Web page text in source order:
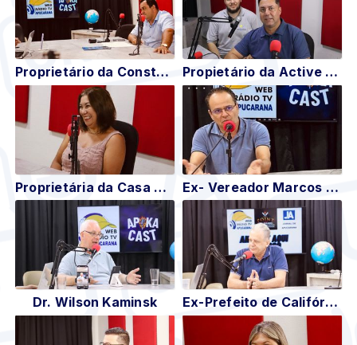
Proprietário da Construtora Diamante (Vanderlei) Propietário da Active Solar
Proprietária da Casa de Figurinhos (Cidinha) Ex- Vereador Marcos Bueno
Dr. Wilson Kaminsk Ex-Prefeito de Califórnia Amaury Barrichelo